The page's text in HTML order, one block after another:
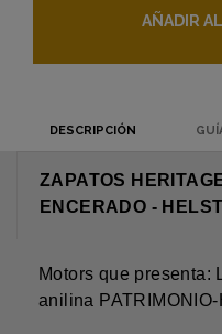
AÑADIR
DESCRIPCIÓN
ZAPATOS
ENCERADO -
Motors que presenta:
anilina